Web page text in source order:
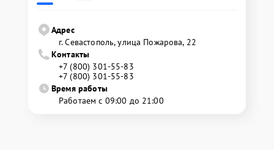
Адрес
г. Севастополь, улица Пожарова, 22
Контакты
+7 (800) 301-55-83
+7 (800) 301-55-83
Время работы
Работаем с 09:00 до 21:00